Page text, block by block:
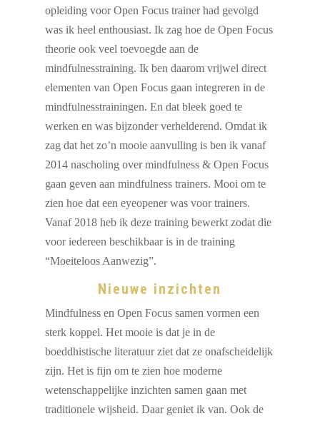
opleiding voor Open Focus trainer had gevolgd
was ik heel enthousiast. Ik zag hoe de Open Focus
theorie ook veel toevoegde aan de
mindfulnesstraining. Ik ben daarom vrijwel direct
elementen van Open Focus gaan integreren in de
mindfulnesstrainingen. En dat bleek goed te
werken en was bijzonder verhelderend. Omdat ik
zag dat het zo’n mooie aanvulling is ben ik vanaf
2014 nascholing over mindfulness & Open Focus
gaan geven aan mindfulness trainers. Mooi om te
zien hoe dat een eyeopener was voor trainers.
Vanaf 2018 heb ik deze training bewerkt zodat die
voor iedereen beschikbaar is in de training
“Moeiteloos Aanwezig”.
Nieuwe inzichten
Mindfulness en Open Focus samen vormen een
sterk koppel. Het mooie is dat je in de
boeddhistische literatuur ziet dat ze onafscheidelijk
zijn. Het is fijn om te zien hoe moderne
wetenschappelijke inzichten samen gaan met
traditionele wijsheid. Daar geniet ik van. Ook de